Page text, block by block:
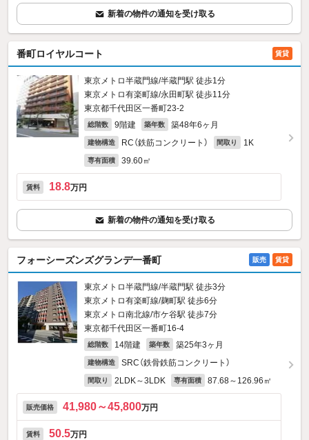
新着の物件の通知を受け取る
番町ロイヤルコート 賃貸
東京メトロ半蔵門線/半蔵門駅 徒歩1分
東京メトロ有楽町線/永田町駅 徒歩11分
東京都千代田区一番町23‐2
総階数 9階建 築年数 築48年6ヶ月
建物構造 RC（鉄筋コンクリート） 間取り 1K
専有面積 39.60㎡
賃料 18.8万円
新着の物件の通知を受け取る
フォーシーズンズグランデ一番町 販売 賃貸
東京メトロ半蔵門線/半蔵門駅 徒歩3分
東京メトロ有楽町線/麹町駅 徒歩6分
東京メトロ南北線/市ケ谷駅 徒歩7分
東京都千代田区一番町16‐4
総階数 14階建 築年数 築25年3ヶ月
建物構造 SRC（鉄骨鉄筋コンクリート）
間取り 2LDK～3LDK 専有面積 87.68～126.96㎡
販売価格 41,980～45,800万円
賃料 50.5万円